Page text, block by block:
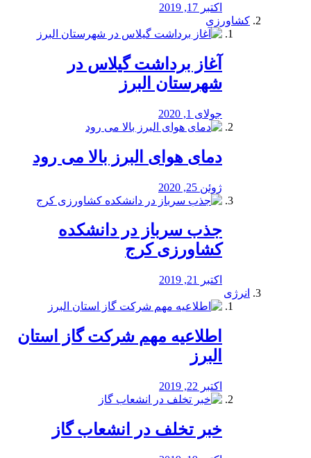
اکتبر 17, 2019
کشاورزی
آغاز برداشت گیلاس در
شهرستان البرز
جولای 1, 2020
دمای هوای البرز بالا می رود
ژوئن 25, 2020
جذب سرباز در دانشکده
کشاورزی کرج
اکتبر 21, 2019
انرژی
️اطلاعیه مهم شرکت گاز استان
البرز
اکتبر 22, 2019
خبر تخلف در انشعاب گاز